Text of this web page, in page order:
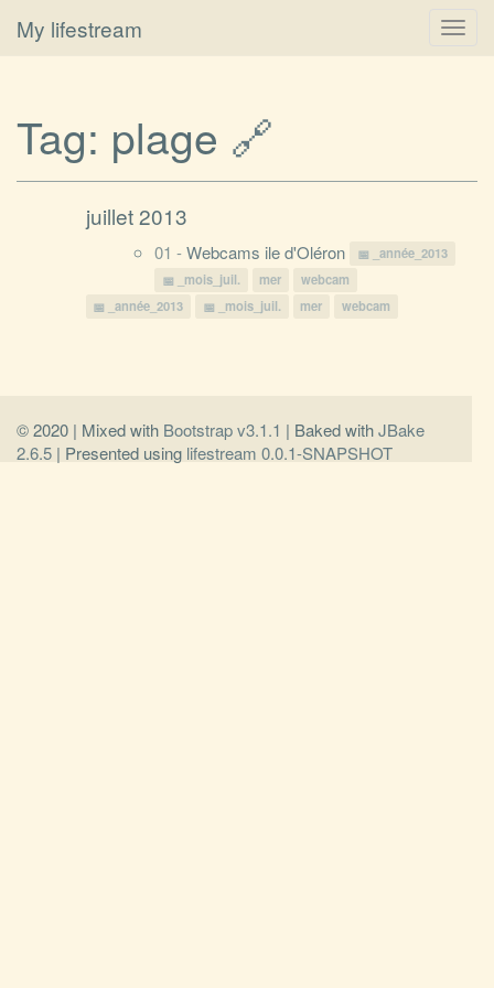
My lifestream
Tag: plage 🔗
juillet 2013
01 -Webcams ile d'Oléron
_année_2013
_mois_juil.
mer
webcam
_année_2013
_mois_juil. mer webcam
© 2020 | Mixed with Bootstrap v3.1.1 | Baked withJBake
2.6.5 | Presented using lifestream 0.0.1-SNAPSHOT